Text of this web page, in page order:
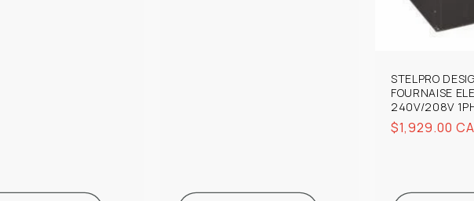
STELPRO
FOURNAISE
240V/208V
Prix
$1,929.00